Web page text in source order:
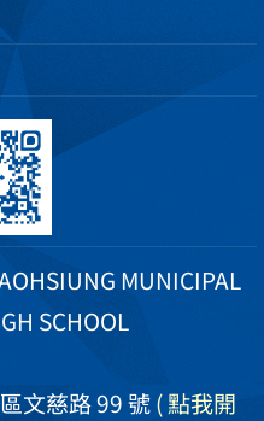
MUNICIPAL
SCHOOL
文慈路 99 號( 點我開